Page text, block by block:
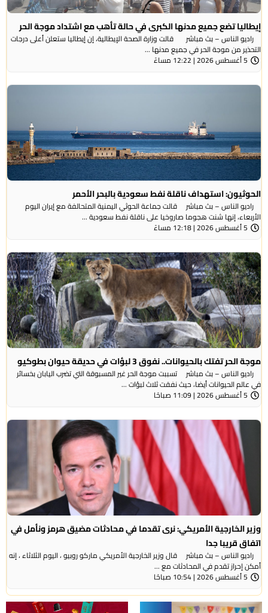
إيطاليا تضع جميع مدنها الكبرى في حالة تأهب مع اشتداد موجة الحر
راديو الناس – بث مباشر قالت وزارة الصحة الإيطالية، إن إيطاليا ستعلن أعلى درجات
التحذير من موجة ​الحر في جميع مدنها ...
5 أغسطس 2026 | 12:22 مساءً
الحوثيون: استهداف ناقلة نفط سعودية بالبحر الأحمر
راديو الناس – بث مباشر قالت جماعة الحوثي ​اليمنية المتحالفة ​مع إيران اليوم
الأربعاء، ⁠إنها شنت ​هجوما صاروخيا على ​ناقلة نفط سعودية ...
5 أغسطس 2026 | 12:18 مساءً
موجة الحر تفتك بالحيوانات.. نفوق 3 لبؤات في حديقة حيوان بطوكيو
راديو الناس – بث مباشر تسببت موجة الحر غير المسبوقة التي تضرب اليابان بخسائر
في عالم الحيوانات أيضا، حيث نفقت ثلاث لبؤات ...
5 أغسطس 2026 | 11:09 صباحًا
وزير الخارجية الأمريكي: نرى تقدما في محادثات مضيق هرمز ونأمل في
اتفاق قريبا جدا
راديو الناس – بث مباشر قال وزير الخارجية الأمريكي ماركو روبيو ، اليوم الثلاثاء ، إنه
أمكن إحراز تقدم في المحادثات مع ...
5 أغسطس 2026 | 10:54 صباحًا